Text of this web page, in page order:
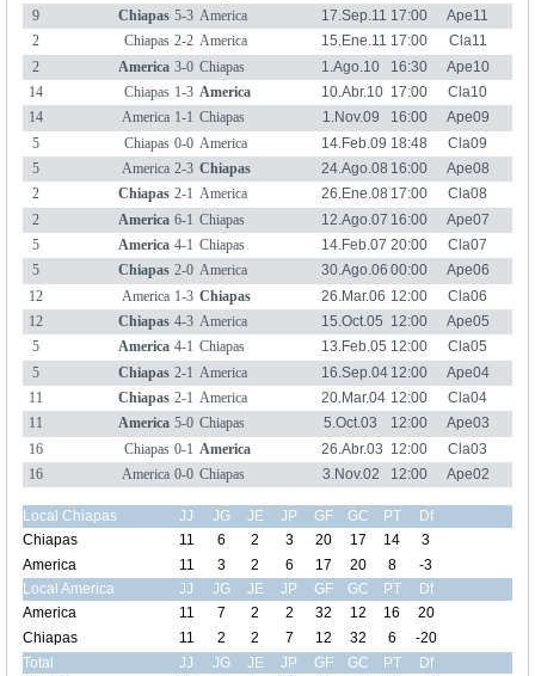
9
Chiapas 5-3 America 17.Sep.11 17:00
Ape11
2
Chiapas 2-2 America 15.Ene.11 17:00
Cla11
2
America 3-0 Chiapas 1.Ago.10 16:30
Ape10
14
Chiapas 1-3 America 10.Abr.10 17:00
Cla10
14
America 1-1 Chiapas 1.Nov.09 16:00
Ape09
5
Chiapas 0-0 America 14.Feb.09 18:48
Cla09
5
America 2-3 Chiapas 24.Ago.08 16:00
Ape08
2
Chiapas 2-1 America 26.Ene.08 17:00
Cla08
2
America 6-1 Chiapas 12.Ago.07 16:00
Ape07
5
America 4-1 Chiapas 14.Feb.07 20:00
Cla07
5
Chiapas 2-0 America 30.Ago.06 00:00
Ape06
12
America 1-3 Chiapas 26.Mar.06 12:00
Cla06
12
Chiapas 4-3 America 15.Oct.05 12:00
Ape05
5
America 4-1 Chiapas 13.Feb.05 12:00
Cla05
5
Chiapas 2-1 America 16.Sep.04 12:00
Ape04
11
Chiapas 2-1 America 20.Mar.04 12:00
Cla04
11
America 5-0 Chiapas 5.Oct.03 12:00
Ape03
16
Chiapas 0-1 America 26.Abr.03 12:00
Cla03
16
America 0-0 Chiapas 3.Nov.02 12:00 Ape02
Local Chiapas JJ JG JE JP GF GC PT
Df
Chiapas
11 6 2 3 20 17 14
3
America
11 3 2 6 17 20 8
-3
Local America
JJ JG JE JP GF GC PT
Df
America
11 7 2 2 32 12 16
20
Chiapas
11 2 2 7 12 32 6
-20
Total
JJ JG JE JP GF GC PT
Df